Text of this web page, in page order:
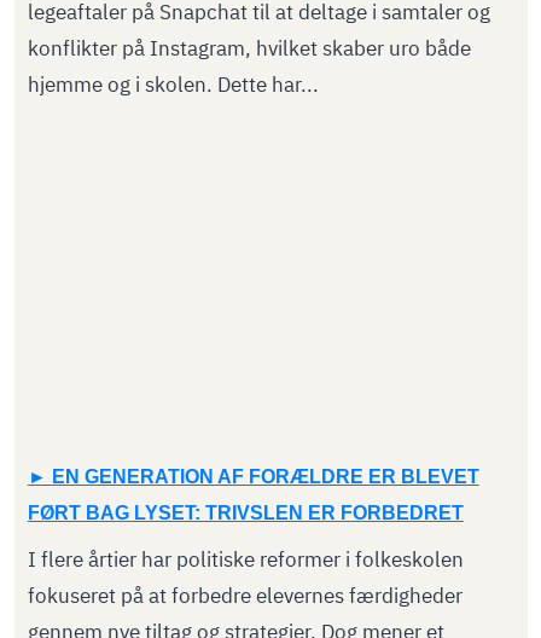
legeaftaler på Snapchat til at deltage i samtaler og
konflikter på Instagram, hvilket skaber uro både
hjemme og i skolen. Dette har...
EN GENERATION AF FORÆLDRE ER BLEVET
FØRT BAG LYSET: TRIVSLEN ER FORBEDRET
I flere årtier har politiske reformer i folkeskolen
fokuseret på at forbedre elevernes færdigheder
gennem nye tiltag og strategier. Dog mener et